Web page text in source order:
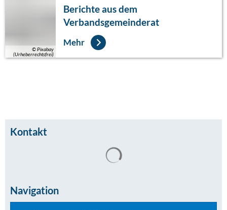
© Pixabay
(Urheberrechtsfrei)
Berichte aus dem
Verbandsgemeinderat
Mehr
Kontakt
Navigation